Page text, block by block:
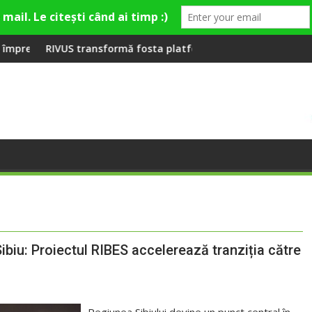
la Fashion Village
fosta platformă Carbochim într-un nou centru cultural
Proiectul RIBES accelerează tranziția către